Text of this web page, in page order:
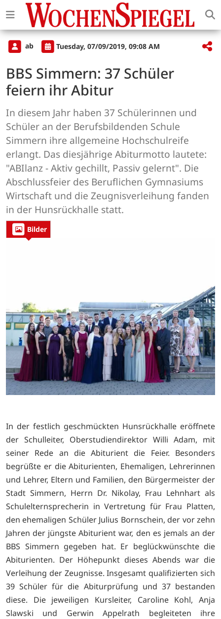
ab Tuesday, 07/09/2019, 09:08 AM
BBS Simmern: 37 Schüler
feiern ihr Abitur
In diesem Jahr haben 37 Schülerinnen und
Schüler an der Berufsbildenden Schule
Simmern ihre allgemeine Hochschulreife
erlangt. Das diesjährige Abiturmotto lautete:
"ABIlanz - Aktiv gechillt, Passiv gelernt". Die
Abschlussfeier des Beruflichen Gymnasiums
Wirtschaft und die Zeugnisverleihung fanden
in der Hunsrückhalle statt.
Bilder
In der festlich geschmückten Hunsrückhalle eröffnete
der Schulleiter, Oberstudiendirektor Willi Adam, mit
seiner Rede an die Abiturient die Feier. Besonders
begrüßte er die Abiturienten, Ehemaligen, Lehrerinnen
und Lehrer, Eltern und Familien, den Bürgermeister der
Stadt Simmern, Herrn Dr. Nikolay, Frau Lehnhart als
Schulelternsprecherin in Vertretung für Frau Platten,
den ehemaligen Schüler Julius Bornschein, der vor zehn
Jahren der jüngste Abiturient war, den es jemals an der
BBS Simmern gegeben hat. Er beglückwünschte die
Abiturienten. Der Höhepunkt dieses Abends war die
Verleihung der Zeugnisse. Insgesamt qualifizierten sich
39 Schüler für die Abiturprüfung und 37 bestanden
diese. Die jeweiligen Kursleiter, Caroline Kohl, Anja
Slawski und Gerwin Appelrath begleiteten ihre